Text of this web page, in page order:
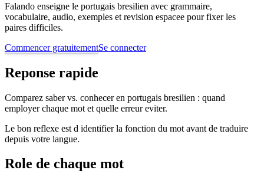
Falando enseigne le portugais bresilien avec grammaire,
vocabulaire, audio, exemples et revision espacee pour fixer les
paires difficiles.
Commencer gratuitementSe connecter
Reponse rapide
Comparez saber vs. conhecer en portugais bresilien : quand
employer chaque mot et quelle erreur eviter.
Le bon reflexe est d identifier la fonction du mot avant de traduire
depuis votre langue.
Role de chaque mot